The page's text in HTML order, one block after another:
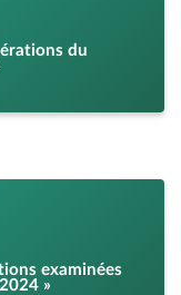
du
examinées
»